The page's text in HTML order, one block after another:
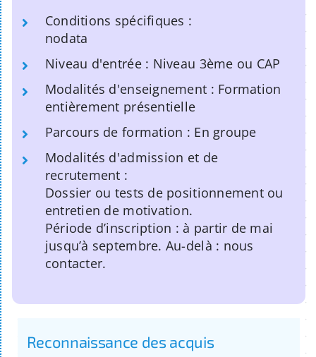
Conditions spécifiques :
nodata
Niveau d'entrée : Niveau 3ème ou CAP
Modalités d'enseignement : Formation
entièrement présentielle
Parcours de formation : En groupe
Modalités d'admission et de
recrutement :
Dossier ou tests de positionnement ou
entretien de motivation.
Période d’inscription : à partir de mai
jusqu’à septembre. Au-delà : nous
contacter.
Reconnaissance des acquis